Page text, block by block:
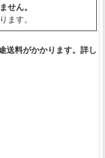
せん。
ます。
送料がかかります。詳し